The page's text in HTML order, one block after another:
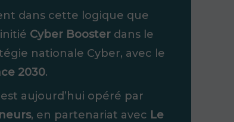
dans cette logique que
Cyber Boosterdans le
nationale Cyber, avec le
2030.
aujourd’hui opéré par
, en partenariat avec Le